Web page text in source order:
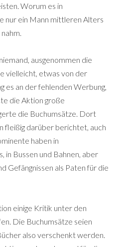
Worum es in
nur ein Mann mittleren Alters
ausgenommen die
vielleicht, etwas von der
es an der fehlenden Werbung,
die Aktion große
die Buchumsätze. Dort
fleißig darüber berichtet, auch
haben in
in Bussen und Bahnen, aber
Gefängnissen als Paten für die
einige Kritik unter den
Die Buchumsätze seien
also verschenkt werden.